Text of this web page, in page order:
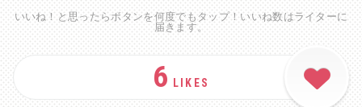
いいね！と思ったらボタンを何度でもタップ！いいね数はライターに
届きます。
6 LIKES